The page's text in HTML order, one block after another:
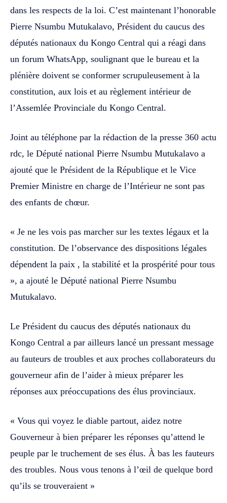
dans les respects de la loi. C’est maintenant l’honorable
Pierre Nsumbu Mutukalavo, Président du caucus des
députés nationaux du Kongo Central qui a réagi dans
un forum WhatsApp, soulignant que le bureau et la
plénière doivent se conformer scrupuleusement à la
constitution, aux lois et au règlement intérieur de
l’Assemlée Provinciale du Kongo Central.
Joint au téléphone par la rédaction de la presse 360 actu
rdc, le Député national Pierre Nsumbu Mutukalavo a
ajouté que le Président de la République et le Vice
Premier Ministre en charge de l’Intérieur ne sont pas
des enfants de chœur.
« Je ne les vois pas marcher sur les textes légaux et la
constitution. De l’observance des dispositions légales
dépendent la paix , la stabilité et la prospérité pour tous
», a ajouté le Député national Pierre Nsumbu
Mutukalavo.
Le Président du caucus des députés nationaux du
Kongo Central a par ailleurs lancé un pressant message
au fauteurs de troubles et aux proches collaborateurs du
gouverneur afin de l’aider à mieux préparer les
réponses aux préoccupations des élus provinciaux.
« Vous qui voyez le diable partout, aidez notre
Gouverneur à bien préparer les réponses qu’attend le
peuple par le truchement de ses élus. À bas les fauteurs
des troubles. Nous vous tenons à l’œil de quelque bord
qu’ils se trouveraient »